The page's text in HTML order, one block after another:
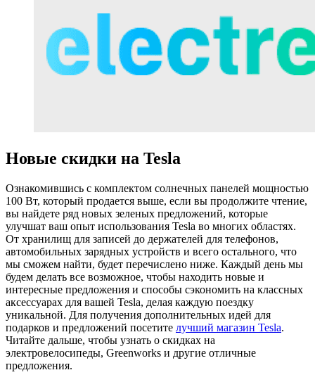
Новые скидки на Tesla
Ознакомившись с комплектом солнечных панелей мощностью
100 Вт, который продается выше, если вы продолжите чтение,
вы найдете ряд новых зеленых предложений, которые
улучшат ваш опыт использования Tesla во многих областях.
От хранилищ для записей до держателей для телефонов,
автомобильных зарядных устройств и всего остального, что
мы сможем найти, будет перечислено ниже. Каждый день мы
будем делать все возможное, чтобы находить новые и
интересные предложения и способы сэкономить на классных
аксессуарах для вашей Tesla, делая каждую поездку
уникальной. Для получения дополнительных идей для
подарков и предложений посетите лучший магазин Tesla.
Читайте дальше, чтобы узнать о скидках на
электровелосипеды, Greenworks и другие отличные
предложения.